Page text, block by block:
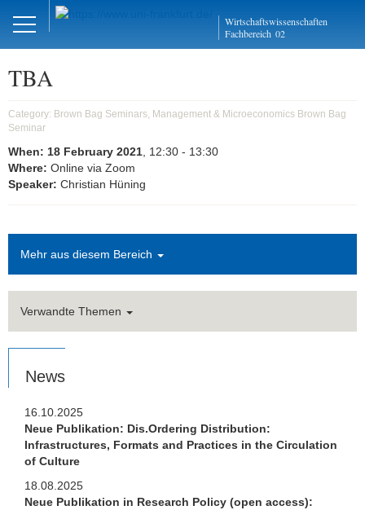
Wirtschaftswissenschaften
Fachbereich 02
DE Close
Management und
Mikroökonomie
Welcome
Forschung
Forschungskolloquien
AMOS
Brown Bag Seminar
Publikationen
Studium
Stellen­ausschreibungen
TBA
Category: Brown Bag Seminars, Management & Microeconomics Brown Bag
Seminar
When: 18 February 2021 , 12:30 - 13:30
Where: Online via Zoom
Speaker: Christian Hüning
Mehr aus diesem Bereich
Verwandte Themen
News
16.10.2025
Neue Publikation: Dis.Ordering Distribution:
Infrastructures, Formats and Practices in the Circulation
of Culture
18.08.2025
Neue Publikation in Research Policy (open access):